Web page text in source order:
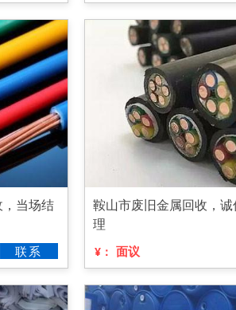
当场结
联系
鞍山市废旧金属回收，
理
¥： 面议